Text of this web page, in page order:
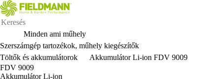
Minden ami műhely
Szerszámgép tartozékok, műhely kiegészítők
Töltők és akkumulátorok
Akkumulátor Li-ion FDV 9009
FDV 9009
Akkumulátor Li-ion